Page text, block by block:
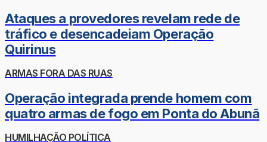
Ataques a provedores revelam rede de
tráfico e desencadeiam Operação
Quirinus
ARMAS FORA DAS RUAS
Operação integrada prende homem com
quatro armas de fogo em Ponta do Abunã
HUMILHAÇÃO POLÍTICA